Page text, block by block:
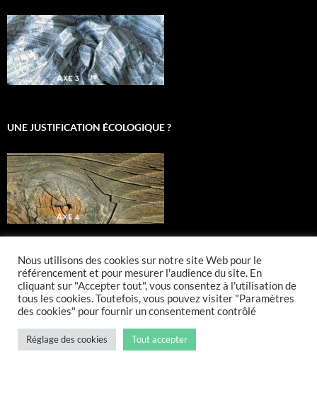
UNE JUSTIFICATION ÉCOLOGIQUE ?
UNE DURABILITÉ TECHNICISTE ?
Nous utilisons des cookies sur notre site Web pour le
référencement et pour mesurer l'audience du site. En
cliquant sur "Accepter tout", vous consentez à l'utilisation de
tous les cookies. Toutefois, vous pouvez visiter "Paramètres
des cookies" pour fournir un consentement contrôlé
Réglage des cookies Tout accepter